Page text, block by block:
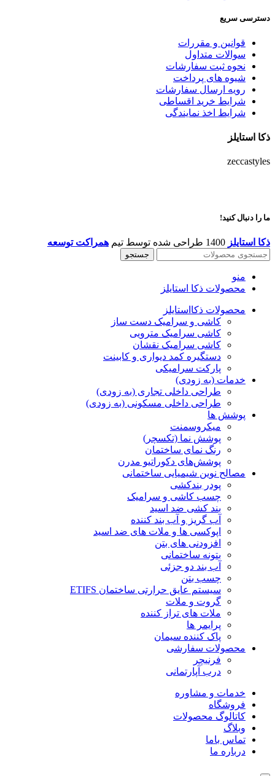
دسترسی سریع
قوانین و مقررات
سوالات متداول
نحوه ثبت سفارشات
شیوه های پرداخت
رویه ارسال سفارشات
شرایط خرید اقساطی
شرایط اخذ نمایندگی
ذکا استایلز
zeccastyles
ما را دنبال کنید!
ذکا استایلز 1400 طراحی شده توسط تیم همراکت توسعه
جستجو
منو
محصولات ذکا استایلز
محصولات ذکااستایلز
کاشی و سرامیک دست ساز
کاشی سرامیک مترویی
کاشی سرامیک نقشان
دستگیره کمد دیواری و کابینت
پارکت سرامیکی
خدمات (به زودی)
طراحی داخلی تجاری (به زودی)
طراحی داخلی مسکونی (به زودی)
پوشش ها
میکروسمنت
پوشش نما (تکسچر)
رنگ نمای ساختمان
پوشش‌های دکوراتیو مدرن
مصالح نوین شیمیایی ساختمانی
پودر بندکشی
چسب کاشی و سرامیک
بند کشی ضد اسید
آب گریز و آب بند کننده
اپوکسی ها و ملات های ضد اسید
افزودنی های بتن
بتونه ساختمانی
آب بند دو جزئی
چسب بتن
سیستم عایق حرارتی ساختمان ETIFS
گروت و ملات
ملات های تراز کننده
پرایمر ها
پاک کننده سیمان
محصولات سفارشی
فرنیچر
درب آپارتمانی
خدمات و مشاوره
فروشگاه
کاتالوگ محصولات
وبلاگ
تماس باما
درباره ما